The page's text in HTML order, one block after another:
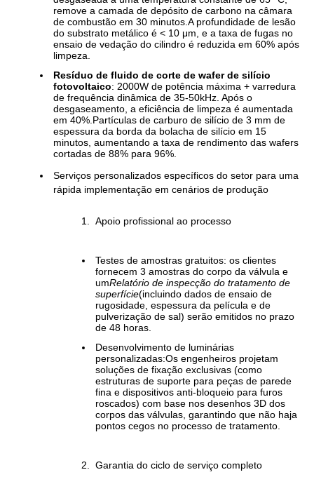
remove a camada de depósito de carbono na câmara
de combustão em 30 minutos.A profundidade de lesão
do substrato metálico é < 10 μm, e a taxa de fugas no
ensaio de vedação do cilindro é reduzida em 60% após
limpeza.
Resíduo de fluido de corte de wafer de silício
fotovoltaico: 2000W de potência máxima + varredura
de frequência dinâmica de 35-50kHz. Após o
desgaseamento, a eficiência de limpeza é aumentada
em 40%.Partículas de carburo de silício de 3 mm de
espessura da borda da bolacha de silício em 15
minutos, aumentando a taxa de rendimento das wafers
cortadas de 88% para 96%.
Serviços personalizados específicos do setor para uma
rápida implementação em cenários de produção
Apoio profissional ao processo
Testes de amostras gratuitos: os clientes
fornecem 3 amostras do corpo da válvula e
umRelatório de inspecção do tratamento de
superfície(incluindo dados de ensaio de
rugosidade, espessura da película e de
pulverização de sal) serão emitidos no prazo
de 48 horas.
Desenvolvimento de luminárias
personalizadas:Os engenheiros projetam
soluções de fixação exclusivas (como
estruturas de suporte para peças de parede
fina e dispositivos anti-bloqueio para furos
roscados) com base nos desenhos 3D dos
corpos das válvulas, garantindo que não haja
pontos cegos no processo de tratamento.
Garantia do ciclo de serviço completo